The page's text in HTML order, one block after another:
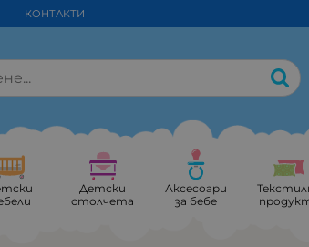
КОНТАКТИ
Детски
столчета
Аксесоари
за бебе